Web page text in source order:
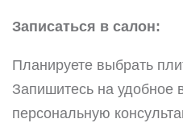
Записаться в салон:
Планируете выбрать
Запишитесь на удобное
персональную